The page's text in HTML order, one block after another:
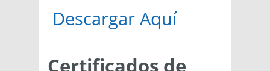
Descargar Aquí
Certificados de